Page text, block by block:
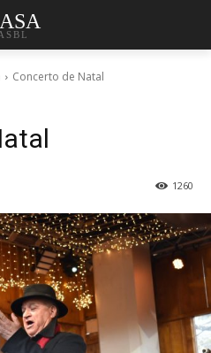
Concerto de Natal
1260